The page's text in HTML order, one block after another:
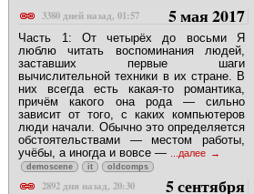
Избранное
3380 дней назад, 01:57
5 мая 2017
Часть 1: От четырёх до восьми Я
люблю читать воспоминания людей,
заставших первые шаги
вычислительной техники в их стране. В
них всегда есть какая-то романтика,
причём какого она рода — сильно
зависит от того, с каких компьютеров
люди начали. Обычно это определяется
обстоятельствами — местом работы,
учёбы, а иногда и вовсе —
demoscene it oldcomps